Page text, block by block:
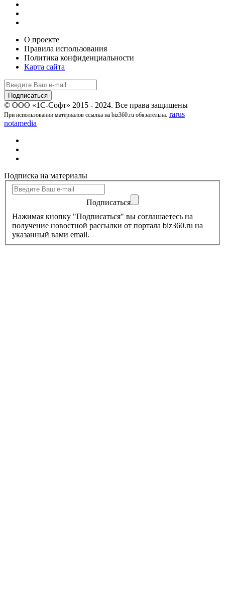
О проекте
Правила использования
Политика конфиденциальности
Карта сайта
© ООО «1С-Софт» 2015 - 2024. Все права защищены
При использовании материалов ссылка на biz360.ru обязательна. rarus
notamedia
Подписка на материалы
Подписаться
Нажимая кнопку "Подписаться" вы соглашаетесь на
получение новостной рассылки от портала biz360.ru на
указанный вами email.